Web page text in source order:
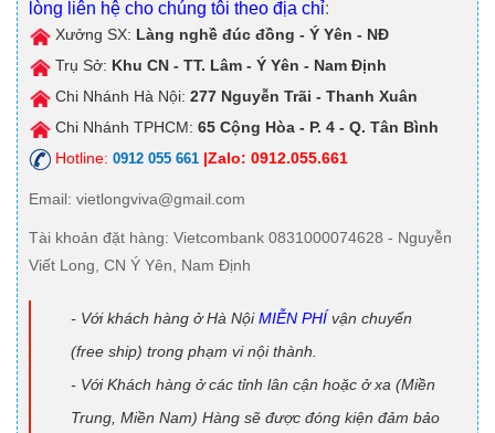
lòng liên hệ cho chúng tôi theo địa chỉ:
Xưởng SX: Làng nghề đúc đồng - Ý Yên - NĐ
Trụ Sở: Khu CN - TT. Lâm - Ý Yên - Nam Định
Chi Nhánh Hà Nội: 277 Nguyễn Trãi - Thanh Xuân
Chi Nhánh TPHCM: 65 Cộng Hòa - P. 4 - Q. Tân Bình
Hotline: 0912 055 661 |Zalo: 0912.055.661
Email: vietlongviva@gmail.com
Tài khoản đặt hàng: Vietcombank 0831000074628 - Nguyễn
Viết Long, CN Ý Yên, Nam Định
- Với khách hàng ở Hà NộiMIỄN PHÍ vận chuyển
(free ship) trong phạm vi nội thành.
- Với Khách hàng ở các tỉnh lân cận hoặc ở xa (Miền
Trung, Miền Nam) Hàng sẽ được đóng kiện đảm bảo